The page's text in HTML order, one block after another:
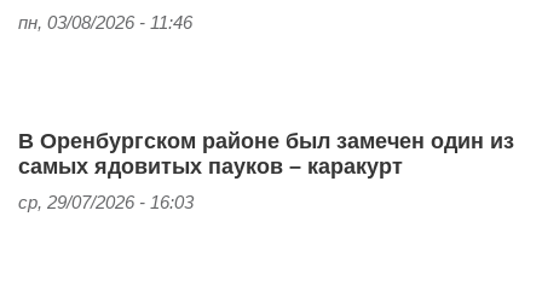
пн, 03/08/2026 - 11:46
В Оренбургском районе был замечен один из
самых ядовитых пауков – каракурт
ср, 29/07/2026 - 16:03